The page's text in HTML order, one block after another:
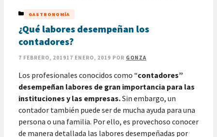
dietas productos naturales que los contienen en importantes
proporciones, pronto reconocidos laboratorios crearon
suplementos alimenticios que contienen altas
CATEGORÍAS
GASTRONOMÍA
¿Qué labores desempeñan los
contadores?
7 FEBRERO, 201917 ENERO, 2019 POR GONZA
Los profesionales conocidos como “contadores”
desempeñan labores de gran importancia para las
instituciones y las empresas.Sin embargo, un
contador también puede ser de mucha ayuda para una
persona o una familia. Por ello, es provechoso conocer
de manera detallada las labores desempeñadas por